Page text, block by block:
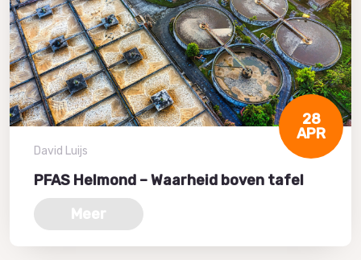
28
APR
David Luijs
PFAS Helmond – Waarheid boven tafel
Meer